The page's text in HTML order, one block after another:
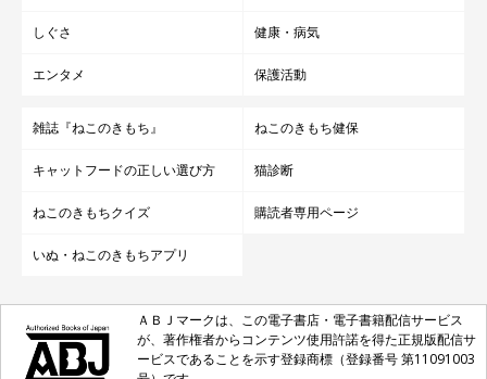
しぐさ 健康・病気
エンタメ 保護活動
雑誌『ねこのきもち』 ねこのきもち健保
キャットフードの正しい選び方 猫診断
ねこのきもちクイズ 購読者専用ページ
いぬ・ねこのきもちアプリ
ＡＢＪマークは、この電子書店・電子書籍配信サービス
が、著作権者からコンテンツ使用許諾を得た正規版配信サ
ービスであることを示す登録商標（登録番号 第11091003